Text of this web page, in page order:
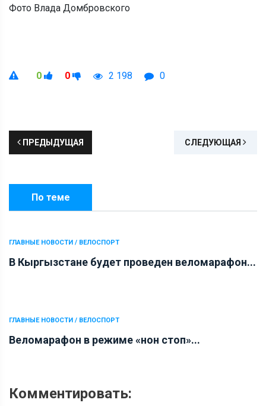
Фото Влада Домбровского
0 0 2 198 0
ПРЕДЫДУЩАЯ СЛЕДУЮЩАЯ
По теме
ГЛАВНЫЕ НОВОСТИ / ВЕЛОСПОРТ
В Кыргызстане будет проведен веломарафон...
ГЛАВНЫЕ НОВОСТИ / ВЕЛОСПОРТ
Веломарафон в режиме «нон стоп»...
Комментировать: